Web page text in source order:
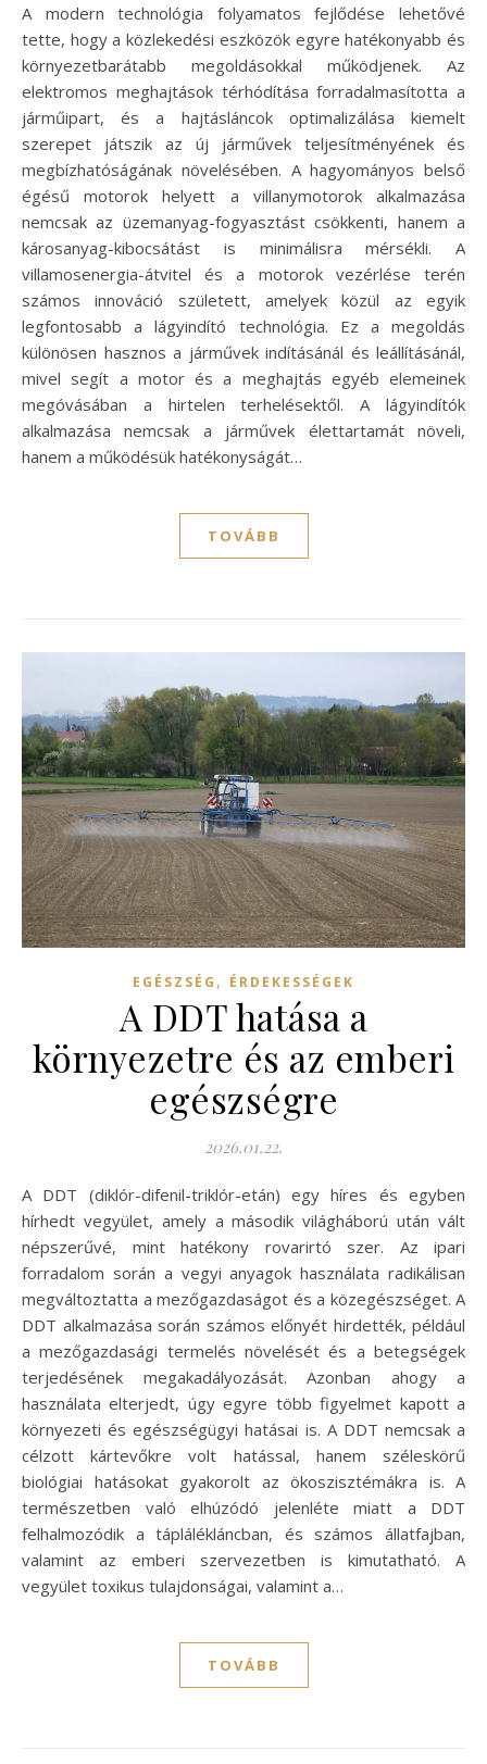
A modern technológia folyamatos fejlődése lehetővé
tette, hogy a közlekedési eszközök egyre hatékonyabb és
környezetbarátabb megoldásokkal működjenek. Az
elektromos meghajtások térhódítása forradalmasította a
járműipart, és a hajtásláncok optimalizálása kiemelt
szerepet játszik az új járművek teljesítményének és
megbízhatóságának növelésében. A hagyományos belső
égésű motorok helyett a villanymotorok alkalmazása
nemcsak az üzemanyag-fogyasztást csökkenti, hanem a
károsanyag-kibocsátást is minimálisra mérsékli. A
villamosenergia-átvitel és a motorok vezérlése terén
számos innováció született, amelyek közül az egyik
legfontosabb a lágyindító technológia. Ez a megoldás
különösen hasznos a járművek indításánál és leállításánál,
mivel segít a motor és a meghajtás egyéb elemeinek
megóvásában a hirtelen terhelésektől. A lágyindítók
alkalmazása nemcsak a járművek élettartamát növeli,
hanem a működésük hatékonyságát…
TOVÁBB
EGÉSZSÉG , ÉRDEKESSÉGEK
A DDT hatása a
környezetre és az emberi
egészségre
2026.01.22.
A DDT (diklór-difenil-triklór-etán) egy híres és egyben
hírhedt vegyület, amely a második világháború után vált
népszerűvé, mint hatékony rovarirtó szer. Az ipari
forradalom során a vegyi anyagok használata radikálisan
megváltoztatta a mezőgazdaságot és a közegészséget. A
DDT alkalmazása során számos előnyét hirdették, például
a mezőgazdasági termelés növelését és a betegségek
terjedésének megakadályozását. Azonban ahogy a
használata elterjedt, úgy egyre több figyelmet kapott a
környezeti és egészségügyi hatásai is. A DDT nemcsak a
célzott kártevőkre volt hatással, hanem széleskörű
biológiai hatásokat gyakorolt az ökoszisztémákra is. A
természetben való elhúzódó jelenléte miatt a DDT
felhalmozódik a táplálékláncban, és számos állatfajban,
valamint az emberi szervezetben is kimutatható. A
vegyület toxikus tulajdonságai, valamint a…
TOVÁBB